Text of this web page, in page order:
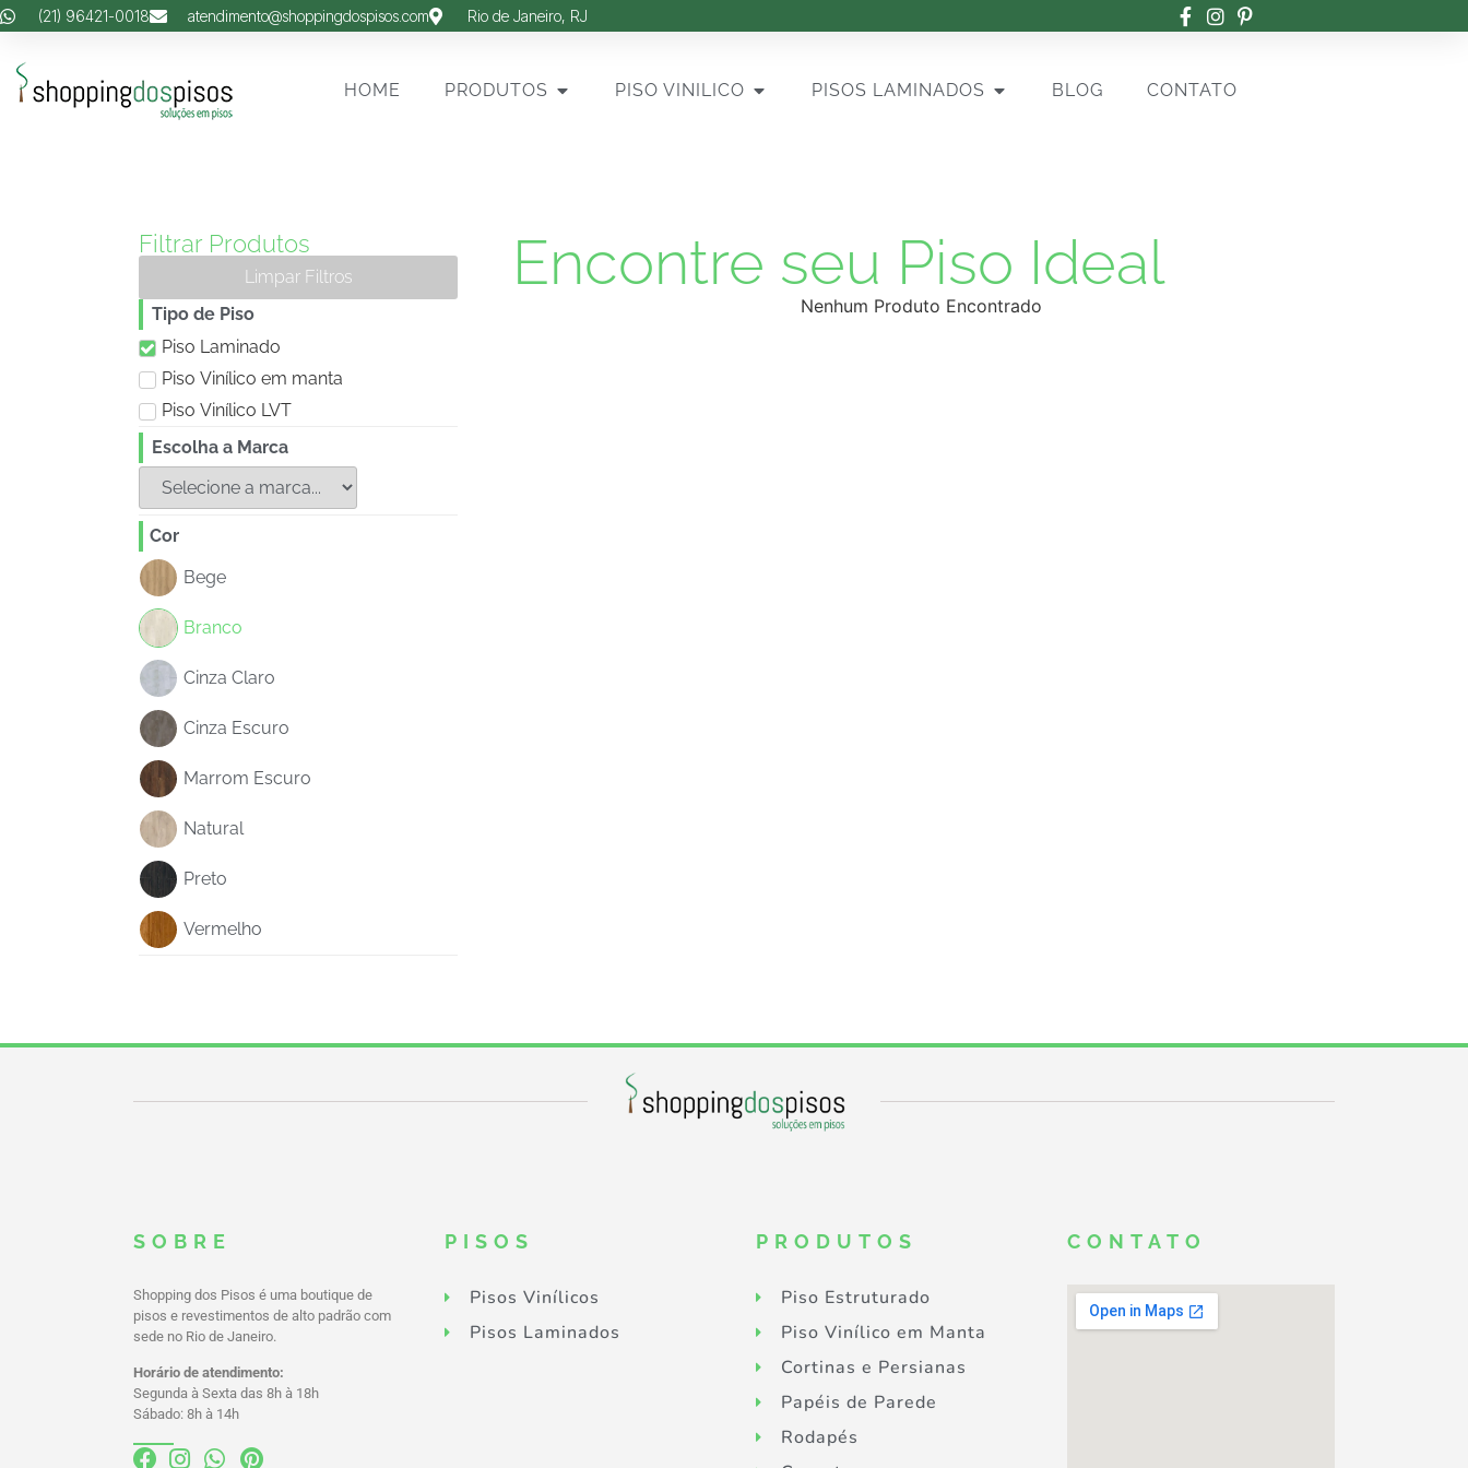
(21) 96421-0018 atendimento@shoppingdospisos.com Rio de Janeiro, RJ
HOME PRODUTOS PISO VINILICO PISOS LAMINADOS BLOG CONTATO
Filtrar Produtos
Limpar Filtros
Tipo de Piso
Piso Laminado
Piso Vinílico em manta
Piso Vinílico LVT
Escolha a Marca
Cor
Bege
Branco
Cinza Claro
Cinza Escuro
Marrom Escuro
Natural
Preto
Vermelho
Encontre seu Piso Ideal
Nenhum Produto Encontrado
SOBRE
Shopping dos Pisos é uma boutique de
pisos e revestimentos de alto padrão com
sede no Rio de Janeiro.
Horário de atendimento:
Segunda à Sexta das 8h à 18h
Sábado: 8h à 14h
PISOS
Pisos Vinílicos
Pisos Laminados
PRODUTOS
Piso Estruturado
Piso Vinílico em Manta
Cortinas e Persianas
Papéis de Parede
Rodapés
CONTATO